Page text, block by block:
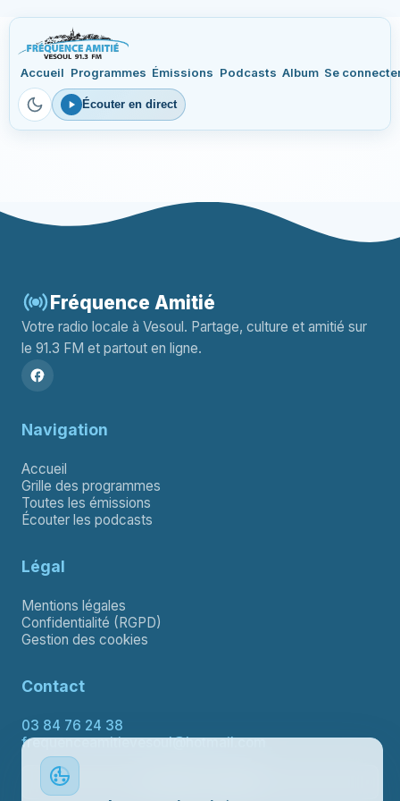
Accueil Programmes Émissions Podcasts Album Se
Écouter en direct
Fréquence Amitié
Votre radio locale à Vesoul. Partage, culture et amitié sur
le 91.3 FM et partout en ligne.
Navigation
Accueil
Grille des programmes
Toutes les émissions
Écouter les podcasts
Légal
Mentions légales
Confidentialité (RGPD)
Gestion des cookies
Contact
03 84 76 24 38
frequenceamitievesoul@hotmail.com